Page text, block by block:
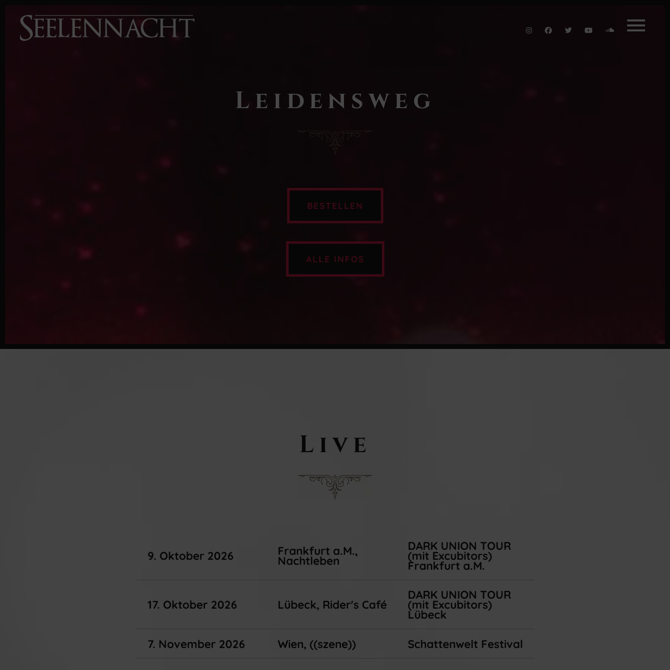
Leidensweg
BESTELLEN
ALLE INFOS
Live
9. Oktober 2026 Frankfurt a.M.,
Nachtleben
DARK UNION TOUR
(mit Excubitors)
Frankfurt a.M.
17. Oktober 2026 Lübeck, Rider's Café
DARK UNION TOUR
(mit Excubitors)
Lübeck
7. November 2026 Wien, ((szene)) Schattenwelt Festival